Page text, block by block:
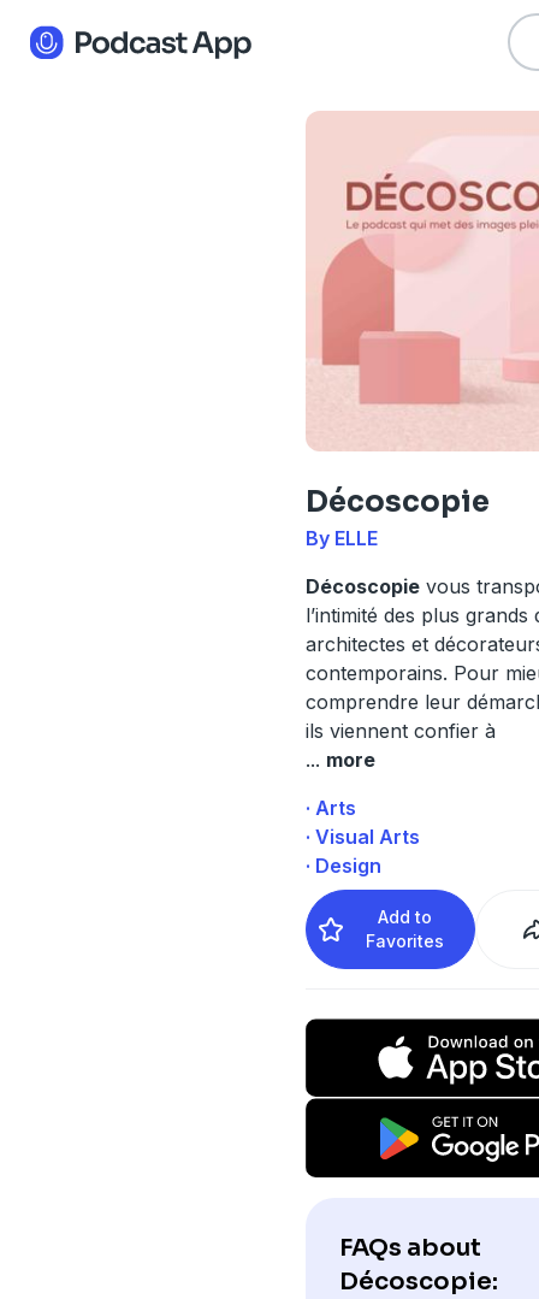
Décoscopie
By ELLE
Décoscopievous
l’intimité des plus grands
architectes et
contemporains. Pour
comprendre leur
ils viennent confier à
... more
· Arts
· Visual Arts
· Design
Add to
Favorites
FAQs about
Décoscopie: